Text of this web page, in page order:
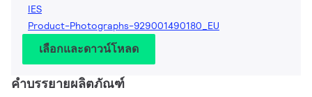
IES
Product-Photographs-929001490180_EU
เลือกและดาวน์โหลด
คำบรรยายผลิตภัณฑ์